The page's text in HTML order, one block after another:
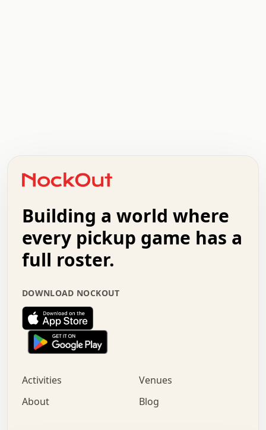
+   .   .   .   .   .   .   .   .   .   +   .   .
.   .   .   .   .   .   .   .   .   .   .   :   .
.   .   .   .   +   .   .   .   .   .   .   .   +
.   :   .   .   .   .   .   .   .   .   o   .   .
.   .   x   .   .   .   .   .   .   :   .   .   o
.   .   .   .   :   .   .   .   .   o   .   .   .
.   .   .   .   .   .   .   :   .   .   .   .   .
.   .   .   .   .   .   .   +   .   .   x   .   .
.   .   .   .   .   :   +   .   .   .   .   .   o
.   .   .   .   .   .   .   .   .   .   .   .   .
.   .   :   o   .   .   .   .   .   .   .   +   .
.   o   .   .   .   .   x   .   .   .   .   .   .
+   .   o   .   .   .   .   o   .   .   .   .
.   +   .   .   .   .   .   .   .   .   :   .   x
Building a world where
every pickup game has a
full roster.
DOWNLOAD NOCKOUT
Activities
Venues
About
Blog